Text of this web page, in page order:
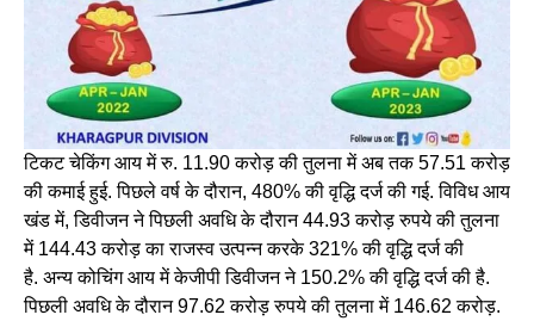
टिकट चेकिंग आय में रु. 11.90 करोड़ की तुलना में अब तक 57.51 करोड़
की कमाई हुई. पिछले वर्ष के दौरान, 480% की वृद्धि दर्ज की गई. विविध आय
खंड में, डिवीजन ने पिछली अवधि के दौरान 44.93 करोड़ रुपये की तुलना
में 144.43 करोड़ का राजस्व उत्पन्न करके 321% की वृद्धि दर्ज की
है. अन्य कोचिंग आय में केजीपी डिवीजन ने 150.2% की वृद्धि दर्ज की है.
पिछली अवधि के दौरान 97.62 करोड़ रुपये की तुलना में 146.62 करोड़.